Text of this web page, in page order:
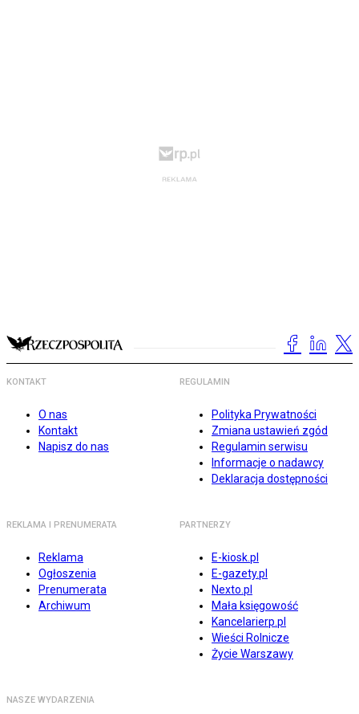
KONTAKT
O nas
Kontakt
Napisz do nas
REGULAMIN
Polityka Prywatności
Zmiana ustawień zgód
Regulamin serwisu
Informacje o nadawcy
Deklaracja dostępności
REKLAMA I PRENUMERATA
Reklama
Ogłoszenia
Prenumerata
Archiwum
PARTNERZY
E-kiosk.pl
E-gazety.pl
Nexto.pl
Mała księgowość
Kancelarierp.pl
Wieści Rolnicze
Życie Warszawy
NASZE WYDARZENIA